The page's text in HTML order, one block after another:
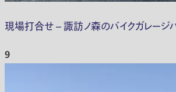
現場打合せ – 諏訪ノ森のバイクガレージ
9